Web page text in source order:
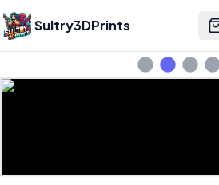
Sultry3DPrints